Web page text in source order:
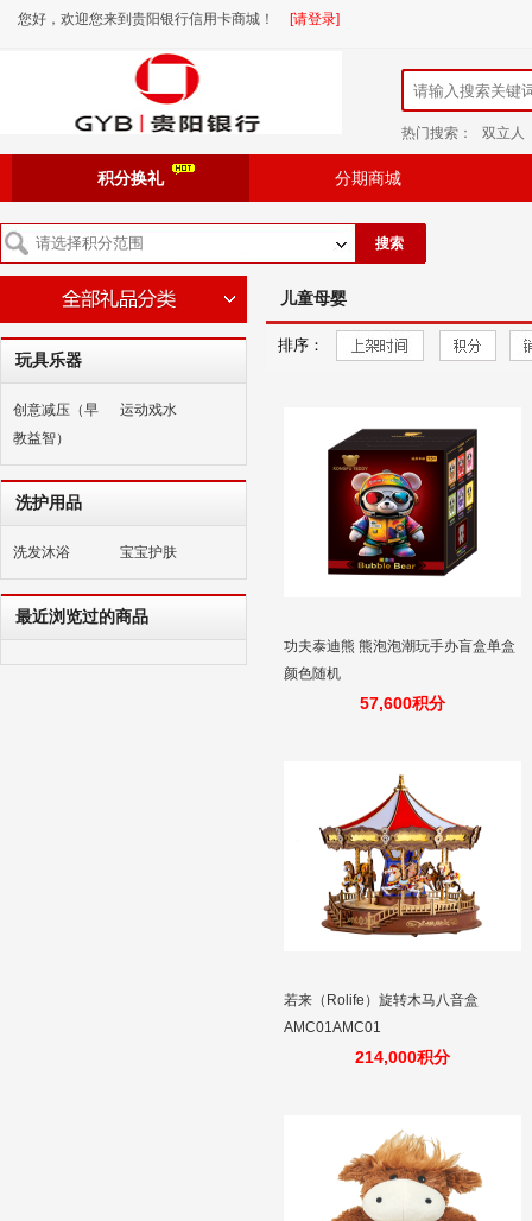
您好，欢迎您来到贵阳银行信用卡商城！ [请登录]
热门搜索： 双立人
积分换礼 分期商城
搜索
玩具乐器
创意减压（早
教益智）
运动戏水
洗护用品
洗发沐浴 宝宝护肤
最近浏览过的商品
儿童母婴
排序：
功夫泰迪熊 熊泡泡潮玩手办盲盒单盒
颜色随机
57,600积分
若来（Rolife）旋转木马八音盒
AMC01AMC01
214,000积分